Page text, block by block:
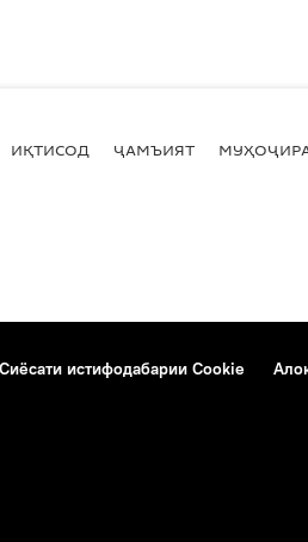
ИҚТИСОД ҶАМЪИЯТ
Сиёсати истифодабарии Cookie